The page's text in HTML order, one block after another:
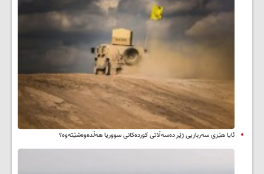
ئایا هێزی سەربازیی ژێر دەسەڵاتی کوردەکانی سووریا هەڵدەوەشێتەوە؟